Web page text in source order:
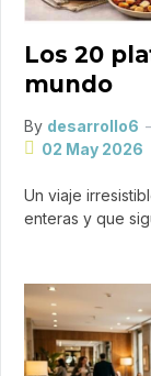
Los 20
mundo
By desarrollo6
02 May 2026
Un viaje
enteras y que